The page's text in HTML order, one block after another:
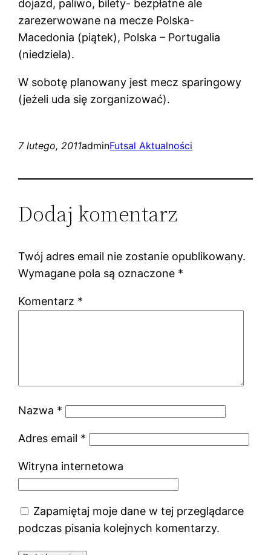
dojazd, paliwo, bilety- bezpłatne ale
zarezerwowane na mecze Polska-
Macedonia (piątek), Polska – Portugalia
(niedziela).
W sobotę planowany jest mecz sparingowy
(jeżeli uda się zorganizować).
7 lutego, 2011adminFutsal Aktualności
Dodaj komentarz
Twój adres email nie zostanie opublikowany.
Wymagane pola są oznaczone *
Komentarz *
Nazwa *
Adres email *
Witryna internetowa
Zapamiętaj moje dane w tej przeglądarce
podczas pisania kolejnych komentarzy.